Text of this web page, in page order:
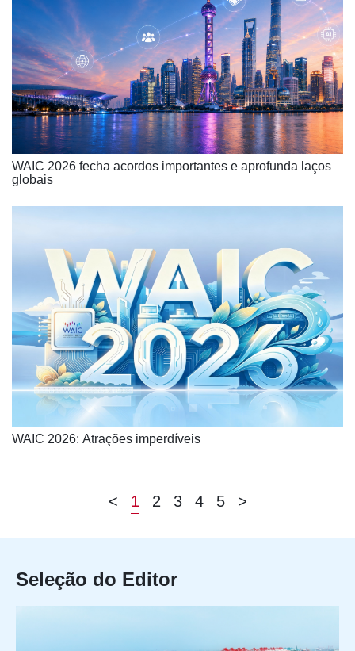
WAIC 2026 fecha acordos importantes e aprofunda laços
globais
WAIC 2026: Atrações imperdíveis
< 1 2 3 4 5 >
Seleção do Editor